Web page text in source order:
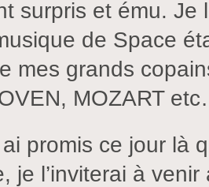
surpris et ému. Je
de Space
mes grands
MOZART
promis ce jour là
je l’inviterai à